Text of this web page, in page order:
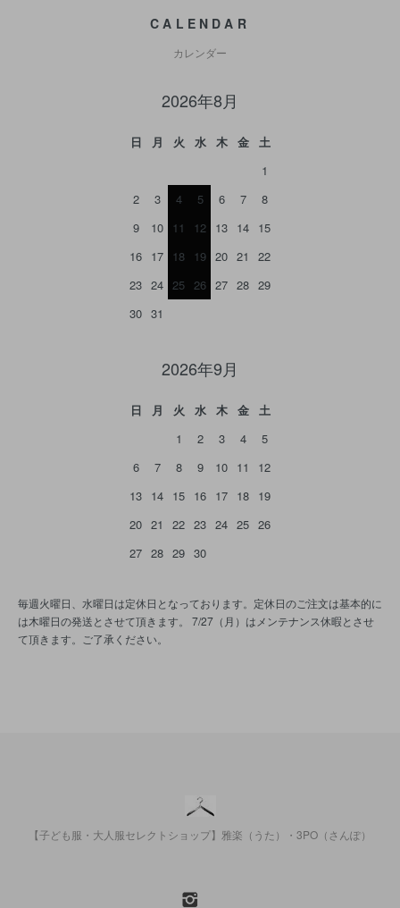
CALENDAR
カレンダー
2026年8月
日 月 火 水 木 金
土
1
2
3 4 5 6 7
8
9
10 11 12 13 14 15
16 17 18 19 20 21
22
23 24 25 26 27 28 29
30 31
2026年9月
日 月 火 水 木 金
土
1
2 3 4
5
6
7 8 9 10 11
12
13 14 15 16 17 18 19
20 21 22 23 24 25 26
27 28 29 30
毎週火曜日、水曜日は定休日となっております。定休日のご注文は基本的に
は木曜日の発送とさせて頂きます。 7/27（月）はメンテナンス休暇とさせ
て頂きます。ご了承ください。
【子ども服・大人服セレクトショップ】雅楽（うた）・3PO（さんぽ）